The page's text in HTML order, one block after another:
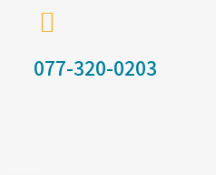
077-320-0203